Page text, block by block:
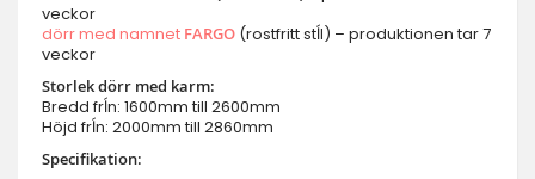
veckor
dörr med namnet FARGO (rostfritt stĺl) – produktionen tar 7
veckor
Storlek dörr med karm:
Bredd frĺn: 1600mm till 2600mm
Höjd frĺn: 2000mm till 2860mm
Specifikation: